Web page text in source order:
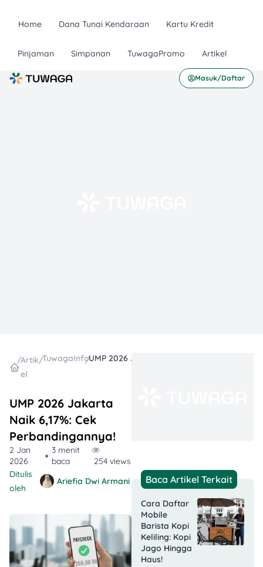
Home Dana Tunai Kendaraan Kartu Kredit
Pinjaman Simpanan TuwagaPromo Artikel
Masuk/Daftar
/Artik
el
/TuwagaInfo
/
UMP 2026 Jakarta
Naik 6,17%: Cek
Perbandingannya!
2 Jan
2026
3 menit
baca
254 views
Ditulis
oleh
Ariefia Dwi Armani Baca Artikel Terkait
Cara Daftar
Mobile
Barista Kopi
Keliling: Kopi
Jago Hingga
Haus!